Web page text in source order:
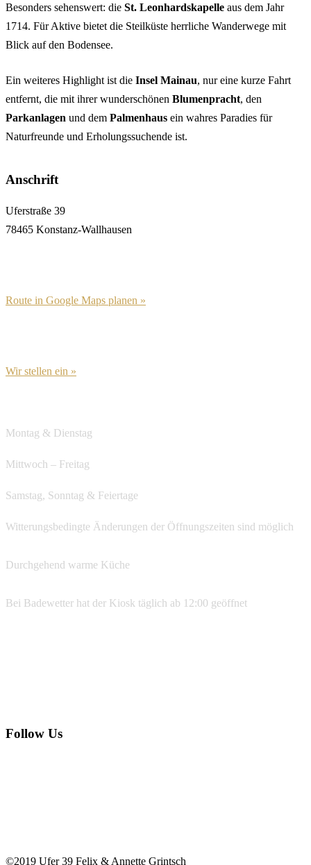
Besonders sehenswert: die St. Leonhardskapelle aus dem Jahr
1714. Für Aktive bietet die Steilküste herrliche Wanderwege mit
Blick auf den Bodensee.
Ein weiteres Highlight ist die Insel Mainau, nur eine kurze Fahrt
entfernt, die mit ihrer wunderschönen Blumenpracht, den
Parkanlagen und dem Palmenhaus ein wahres Paradies für
Naturfreunde und Erholungssuchende ist.
Anschrift
Uferstraße 39
78465 Konstanz-Wallhausen
Route in Google Maps planen »
Wir stellen ein »
Montag & Dienstag
Mittwoch – Freitag
Samstag, Sonntag & Feiertage
Witterungsbedingte Änderungen der Öffnungszeiten sind möglich
Durchgehend warme Küche
Bei Badewetter hat der Kiosk täglich ab 12:00 geöffnet
Follow Us
©2019 Ufer 39 Felix & Annette Grintsch